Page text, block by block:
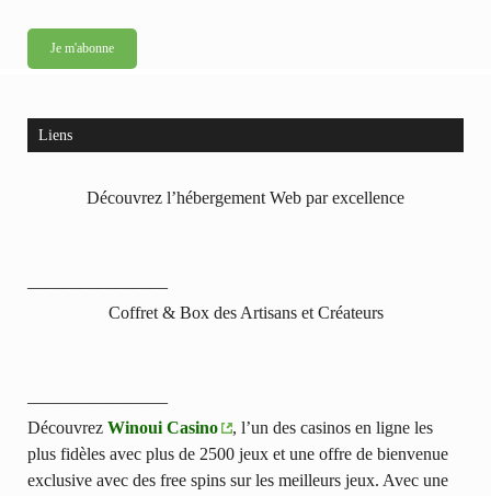
Liens
Découvrez l’hébergement Web par excellence
————————
Coffret & Box des Artisans et Créateurs
————————
Découvrez Winoui Casino
, l’un des casinos en ligne les
plus fidèles avec plus de 2500 jeux et une offre de bienvenue
exclusive avec des free spins sur les meilleurs jeux. Avec une